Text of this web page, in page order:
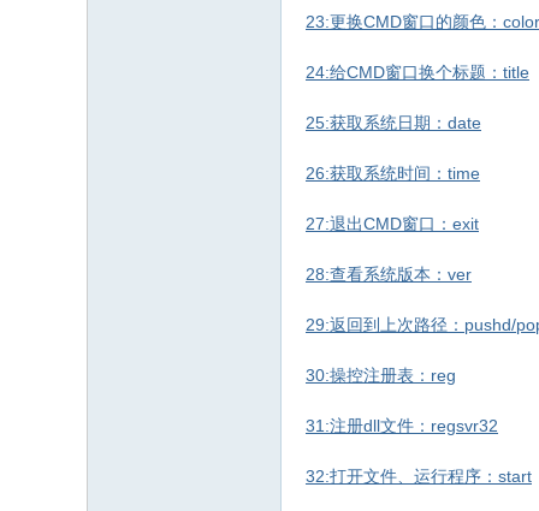
23:更换CMD窗口的颜色：color
24:给CMD窗口换个标题：title
25:获取系统日期：date
26:获取系统时间：time
27:退出CMD窗口：exit
28:查看系统版本：ver
29:返回到上次路径：pushd/
30:操控注册表：reg
31:注册dll文件：regsvr32
32:打开文件、运行程序：start